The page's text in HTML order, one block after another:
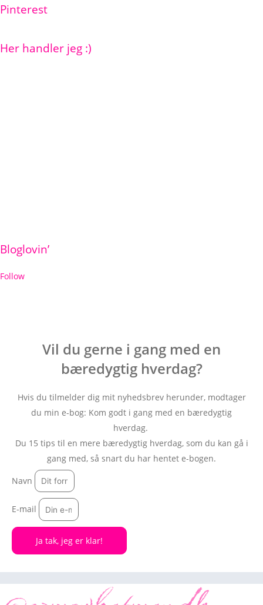
Pinterest
Her handler jeg :)
Bloglovin’
Follow
Vil du gerne i gang med en
bæredygtig hverdag?
Hvis du tilmelder dig mit nyhedsbrev herunder, modtager
du min e-bog: Kom godt i gang med en bæredygtig
hverdag.
Du 15 tips til en mere bæredygtig hverdag, som du kan gå i
gang med, så snart du har hentet e-bogen.
Navn
E-mail
Ja tak, jeg er klar!